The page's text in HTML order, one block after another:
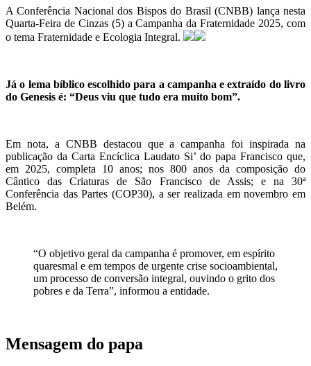
A Conferência Nacional dos Bispos do Brasil (CNBB) lança nesta
Quarta-Feira de Cinzas (5) a Campanha da Fraternidade 2025, com
o tema Fraternidade e Ecologia Integral.
Já o lema bíblico escolhido para a campanha e extraído do livro
do Genesis é: “Deus viu que tudo era muito bom”.
Em nota, a CNBB destacou que a campanha foi inspirada na
publicação da Carta Encíclica Laudato Si’ do papa Francisco que,
em 2025, completa 10 anos; nos 800 anos da composição do
Cântico das Criaturas de São Francisco de Assis; e na 30ª
Conferência das Partes (COP30), a ser realizada em novembro em
Belém.
“O objetivo geral da campanha é promover, em espírito
quaresmal e em tempos de urgente crise socioambiental,
um processo de conversão integral, ouvindo o grito dos
pobres e da Terra”, informou a entidade.
Mensagem do papa